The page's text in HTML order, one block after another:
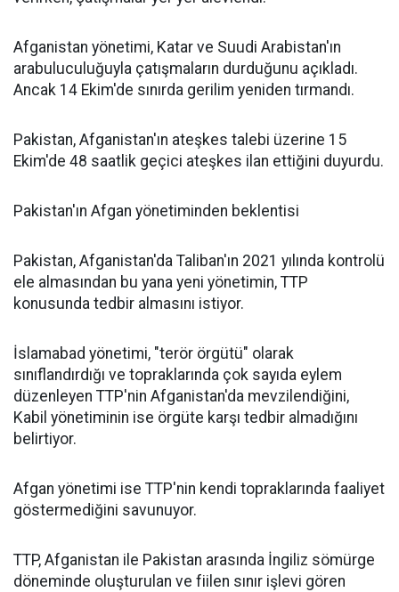
Afganistan yönetimi, Katar ve Suudi Arabistan'ın
arabuluculuğuyla çatışmaların durduğunu açıkladı.
Ancak 14 Ekim'de sınırda gerilim yeniden tırmandı.
Pakistan, Afganistan'ın ateşkes talebi üzerine 15
Ekim'de 48 saatlik geçici ateşkes ilan ettiğini duyurdu.
Pakistan'ın Afgan yönetiminden beklentisi
Pakistan, Afganistan'da Taliban'ın 2021 yılında kontrolü
ele almasından bu yana yeni yönetimin, TTP
konusunda tedbir almasını istiyor.
İslamabad yönetimi, "terör örgütü" olarak
sınıflandırdığı ve topraklarında çok sayıda eylem
düzenleyen TTP'nin Afganistan'da mevzilendiğini,
Kabil yönetiminin ise örgüte karşı tedbir almadığını
belirtiyor.
Afgan yönetimi ise TTP'nin kendi topraklarında faaliyet
göstermediğini savunuyor.
TTP, Afganistan ile Pakistan arasında İngiliz sömürge
döneminde oluşturulan ve fiilen sınır işlevi gören